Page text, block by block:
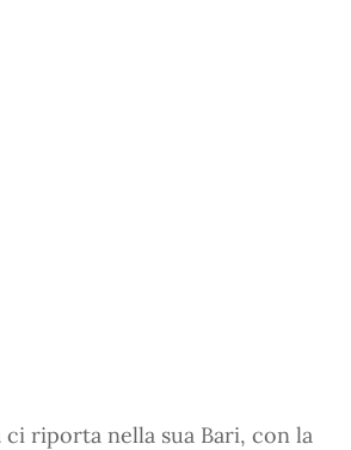
ci riporta nella sua Bari, con la